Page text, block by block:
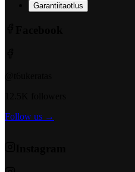
Garantiitaotlus
Follow us →